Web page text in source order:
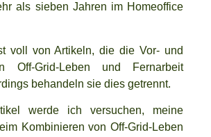
als sieben Jahren im Homeoffice
voll von Artikeln, die die Vor- und
Off-Grid-Leben und Fernarbeit
behandeln sie dies getrennt.
werde ich versuchen, meine
Kombinieren von Off-Grid-Leben